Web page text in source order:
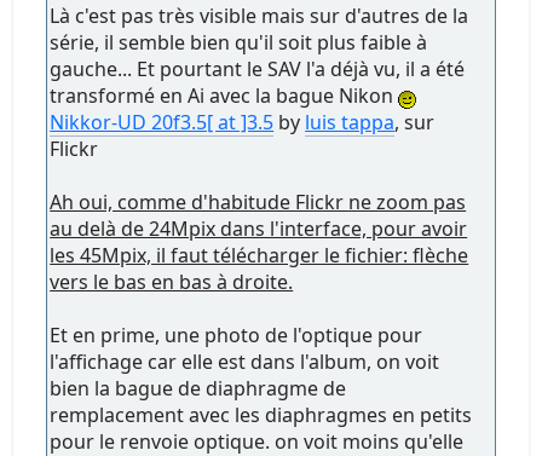
Là c'est pas très visible mais sur d'autres de la
série, il semble bien qu'il soit plus faible à
gauche... Et pourtant le SAV l'a déjà vu, il a été
transformé en Ai avec la bague Nikon
Nikkor-UD 20f3.5[ at ]3.5 by luis tappa, sur
Flickr
Ah oui, comme d'habitude Flickr ne zoom pas
au delà de 24Mpix dans l'interface, pour avoir
les 45Mpix, il faut télécharger le fichier: flèche
vers le bas en bas à droite.
Et en prime, une photo de l'optique pour
l'affichage car elle est dans l'album, on voit
bien la bague de diaphragme de
remplacement avec les diaphragmes en petits
pour le renvoie optique. on voit moins qu'elle